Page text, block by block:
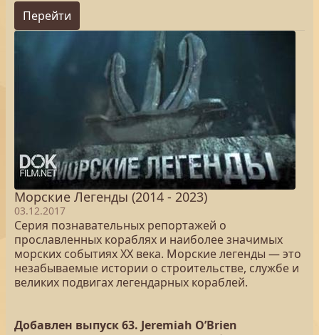
Перейти
Морские Легенды (2014 - 2023)
03.12.2017
Серия познавательных репортажей о
прославленных кораблях и наиболее значимых
морских событиях XX века. Морские легенды — это
незабываемые истории о строительстве, службе и
великих подвигах легендарных кораблей.
Добавлен выпуск 63. Jeremiah O’Brien